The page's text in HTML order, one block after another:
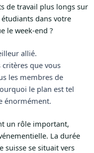
de travail plus longs sur
dans votre
le week-end ?
allié.
que vous
les membres de
le plan est tel
énormément.
un rôle important,
La durée
suisse se situait vers